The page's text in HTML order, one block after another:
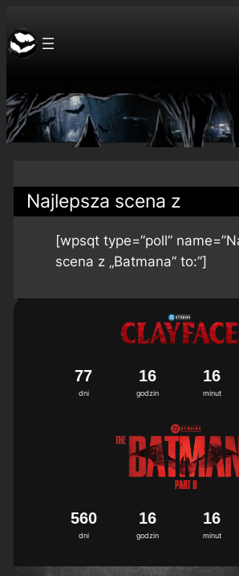
Najlepsza scena z
[wpsqt type=”poll”
scena z „Batmana” to:”]
dni
77
godzin
16
minut
16
dni
560
godzin
16
minut
16